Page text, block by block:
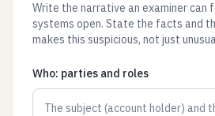
Write the narrative an examiner can
systems open. State the facts and
makes this suspicious, not just
Who: parties and roles